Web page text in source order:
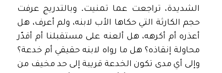
الشديدة، تراجعت عما تمنيت. وبالتدريج عرفت
حجم الكارثة التي حكاها الأب لابنه، ولم أعرف، هل
أعذره أم أكرهه، هل ألعنه على مستقبلنا أم أقدّر
محاولة إنقاذه؟ هل ما رواه لابنه حقيقي أم خدعة؟
وإلى أي مدى تكون الخدعة قريبة إلى حد مخيف من